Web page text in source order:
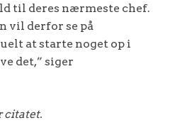
til deres nærmeste chef.
vil derfor se på
at starte noget op i
det,” siger
citatet.